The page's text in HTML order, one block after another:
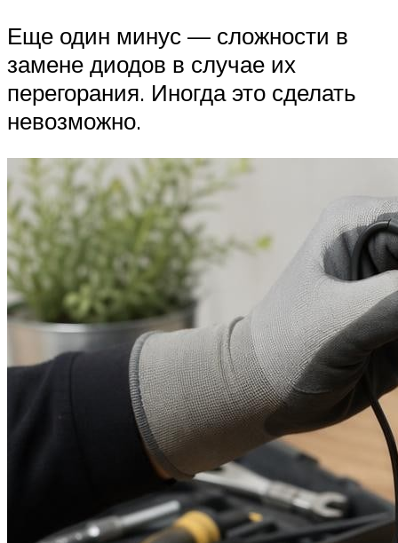
Еще один минус — сложности в
замене диодов в случае их
перегорания. Иногда это сделать
невозможно.